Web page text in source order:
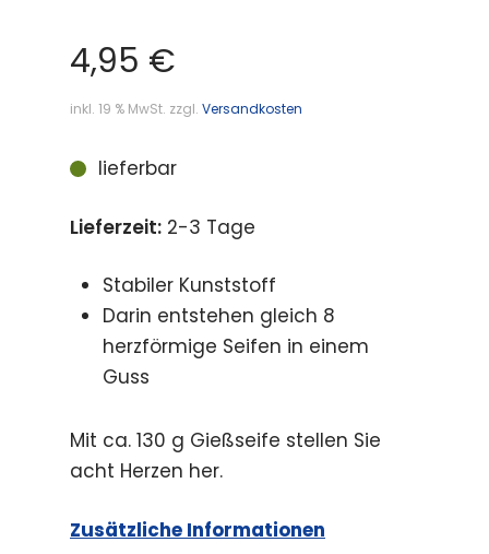
4,95 €
inkl. 19 % MwSt. zzgl. Versandkosten
lieferbar
Lieferzeit: 2-3 Tage
Stabiler Kunststoff
Darin entstehen gleich 8
herzförmige Seifen in einem
Guss
Mit ca. 130 g Gießseife stellen Sie
acht Herzen her.
Zusätzliche Informationen